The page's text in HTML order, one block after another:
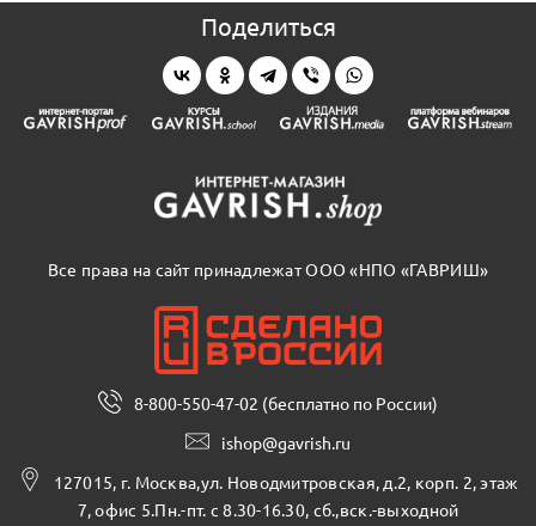
Поделиться
Все права на сайт принадлежат ООО «НПО «ГАВРИШ»
8-800-550-47-02 (бесплатно по России)
ishop@gavrish.ru
127015, г. Москва,ул. Новодмитровская, д.2, корп. 2, этаж
7, офис 5.Пн.-пт. с 8.30-16.30, сб.,вск.-выходной